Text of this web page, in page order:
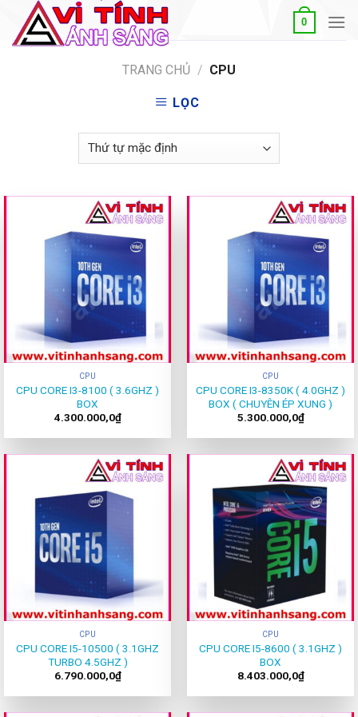
content
0
TRANG CHỦ / CPU
LỌC
CPU
CPU CORE I3-8100 ( 3.6GHZ )
BOX
4.300.000,0₫
CPU
CPU CORE I3-8350K ( 4.0GHZ )
BOX ( CHUYÊN ÉP XUNG )
5.300.000,0₫
CPU
CPU CORE I5-10500 ( 3.1GHZ
TURBO 4.5GHZ )
6.790.000,0₫
CPU
CPU CORE I5-8600 ( 3.1GHZ )
BOX
8.403.000,0₫